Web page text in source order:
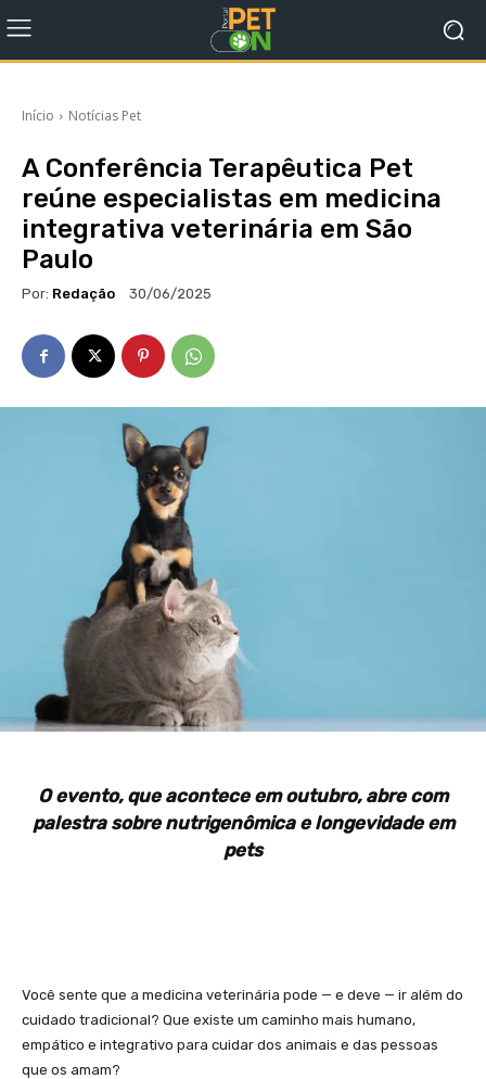
Início Notícias Pet
A Conferência Terapêutica Pet
reúne especialistas em medicina
integrativa veterinária em São
Paulo
Por: Redação 30/06/2025
O evento, que acontece emoutubro,abre com
palestra sobre nutrigenômica e longevidade em
pets
Você sente que a medicina veterinária pode — e deve — ir além do
cuidado tradicional? Que existe um caminho mais humano,
empático e integrativo para cuidar dos animais e das pessoas
que os amam?